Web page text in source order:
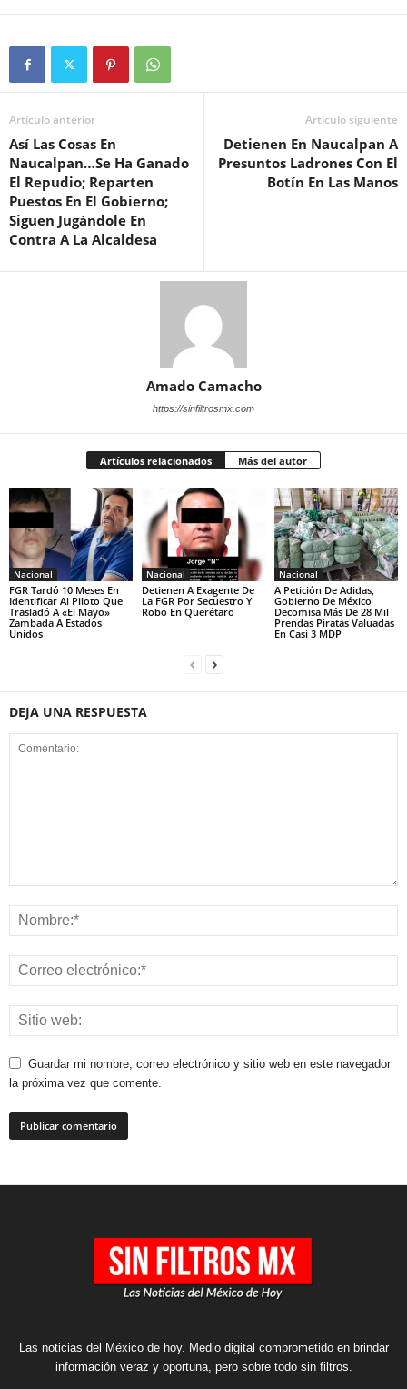
Artículo anterior
Así Las Cosas En
Naucalpan…Se Ha Ganado
El Repudio; Reparten
Puestos En El Gobierno;
Siguen Jugándole En
Contra A La Alcaldesa
Artículo siguiente
Detienen En Naucalpan A
Presuntos Ladrones Con El
Botín En Las Manos
Amado Camacho
https://sinfiltrosmx.com
Artículos relacionados Más del autor
Nacional
FGR Tardó 10 Meses En
Identificar Al Piloto Que
Trasladó A «El Mayo»
Zambada A Estados
Unidos
Nacional
Detienen A Exagente De
La FGR Por Secuestro Y
Robo En Querétaro
Nacional
A Petición De Adidas,
Gobierno De México
Decomisa Más De 28 Mil
Prendas Piratas Valuadas
En Casi 3 MDP
DEJA UNA RESPUESTA
Guardar mi nombre, correo electrónico y sitio web en este navegador
la próxima vez que comente.
Las noticias del México de hoy. Medio digital comprometido en brindar
información veraz y oportuna, pero sobre todo sin filtros.